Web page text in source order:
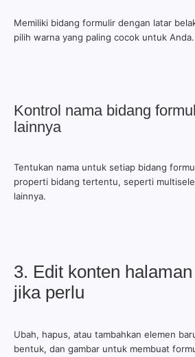
Memiliki bidang formulir dengan latar
pilih warna yang paling cocok untuk Anda.
Kontrol nama bidang
lainnya
Tentukan nama untuk setiap bidang
properti bidang tertentu, seperti
lainnya.
3. Edit konten
jika perlu
Ubah, hapus, atau tambahkan elemen
bentuk, dan gambar untuk membuat